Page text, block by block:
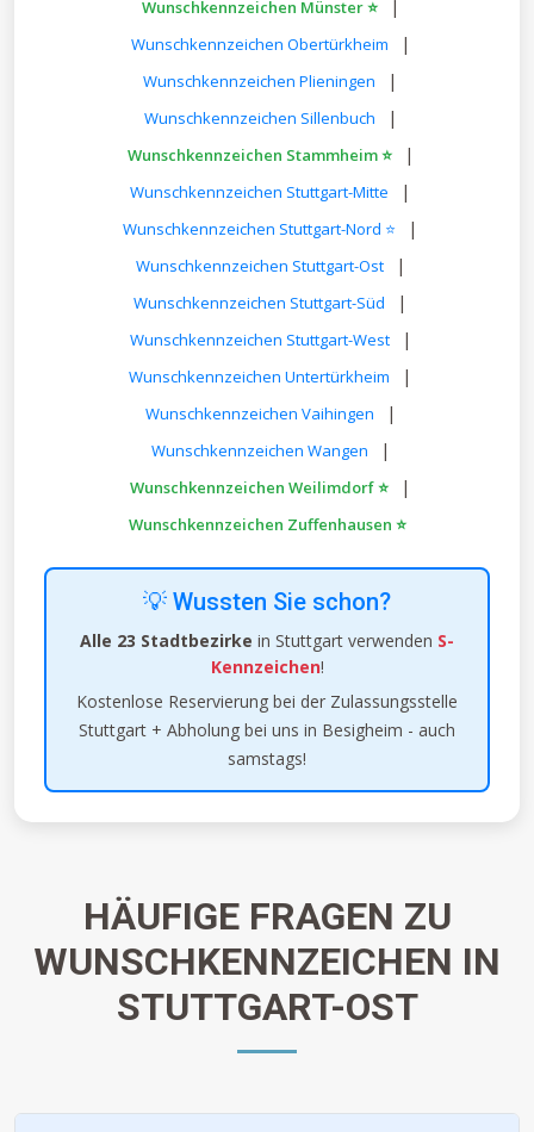
Wunschkennzeichen Münster ⭐ |
Wunschkennzeichen Obertürkheim |
Wunschkennzeichen Plieningen |
Wunschkennzeichen Sillenbuch |
Wunschkennzeichen Stammheim ⭐ |
Wunschkennzeichen Stuttgart-Mitte |
Wunschkennzeichen Stuttgart-Nord ⭐ |
Wunschkennzeichen Stuttgart-Ost |
Wunschkennzeichen Stuttgart-Süd |
Wunschkennzeichen Stuttgart-West |
Wunschkennzeichen Untertürkheim |
Wunschkennzeichen Vaihingen |
Wunschkennzeichen Wangen |
Wunschkennzeichen Weilimdorf ⭐ |
Wunschkennzeichen Zuffenhausen ⭐
💡 Wussten Sie schon?
Alle 23 Stadtbezirke in Stuttgart verwenden S-
Kennzeichen!
Kostenlose Reservierung bei der Zulassungsstelle
Stuttgart + Abholung bei uns in Besigheim - auch
samstags!
HÄUFIGE FRAGEN ZU
WUNSCHKENNZEICHEN IN
STUTTGART-OST